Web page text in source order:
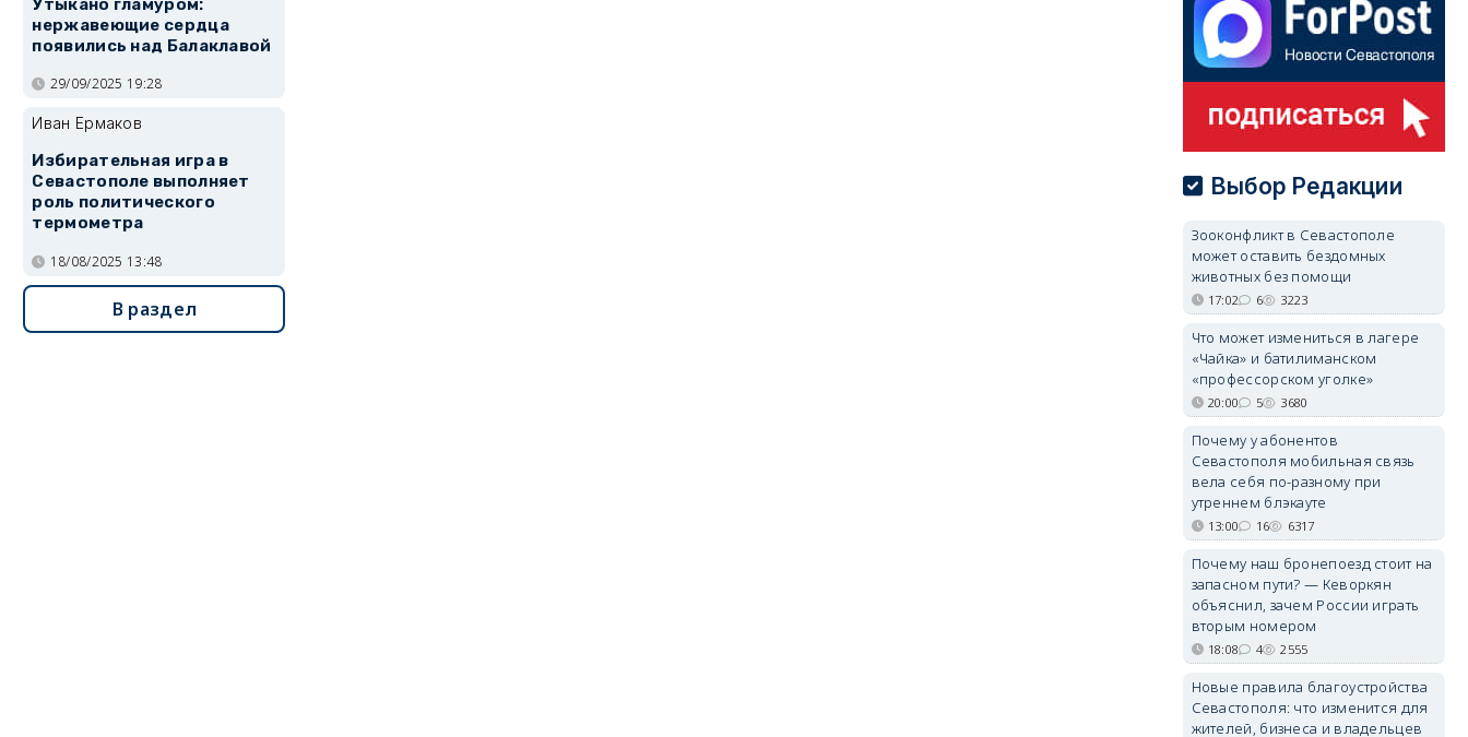
Утыкано гламуром:
нержавеющие сердца
появились над Балаклавой
29/09/2025 19:28
Иван Ермаков
Избирательная игра в
Севастополе выполняет
роль политического
термометра
18/08/2025 13:48
В раздел
Выбор Редакции
Зооконфликт в Севастополе
может оставить бездомных
животных без помощи
17:02 6 3223
Что может измениться в лагере
«Чайка» и батилиманском
«профессорском уголке»
20:00 5 3680
Почему у абонентов
Севастополя мобильная связь
вела себя по-разному при
утреннем блэкауте
13:00 16 6317
Почему наш бронепоезд стоит на
запасном пути? — Кеворкян
объяснил, зачем России играть
вторым номером
18:08 4 2555
Новые правила благоустройства
Севастополя: что изменится для
жителей, бизнеса и владельцев